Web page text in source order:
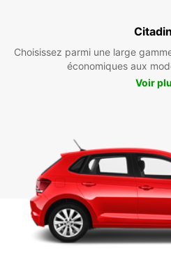
Choisissez parmi une large
économiques aux
Voir